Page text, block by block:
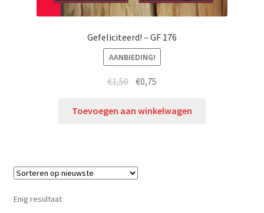
Gefeliciteerd! – GF 176
AANBIEDING!
€1,50 €0,75
Toevoegen aan winkelwagen
Enig resultaat